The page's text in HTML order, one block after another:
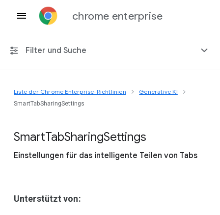
chrome enterprise
Filter und Suche
Alle Plattformen
Liste der Chrome Enterprise-Richtlinien Generative KI
SmartTabSharingSettings
SmartTabSharingSettings
Einstellungen für das intelligente Teilen von Tabs
Unterstützt von: